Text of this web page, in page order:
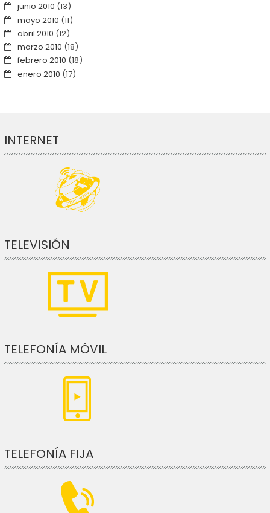
junio 2010 (13)
mayo 2010 (11)
abril 2010 (12)
marzo 2010 (18)
febrero 2010 (18)
enero 2010 (17)
INTERNET
TELEVISIÓN
TELEFONÍA MÓVIL
TELEFONÍA FIJA